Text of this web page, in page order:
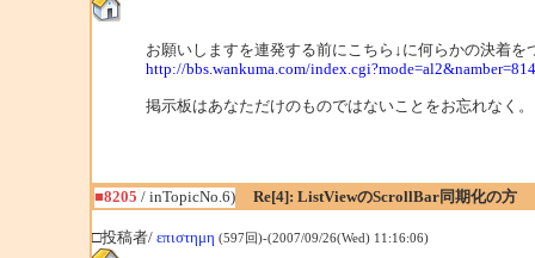
お願いしますを連発する前にこちら↓に何らかの決着を
http://bbs.wankuma.com/
掲示板はあなただけのものではないことをお忘れなく。
■8205 / inTopicNo.6)
Re[4]: ListViewのScrollBar同期化の方
□投稿者/ επιστημη (597回)-(2007/09/26(Wed) 11:16:06)